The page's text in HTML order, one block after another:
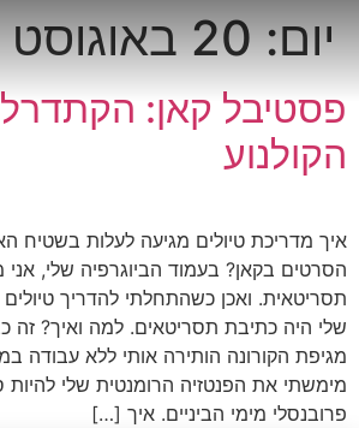
יום:20 באוגוסט 2022
פסטיבל קאן:
הקולנוע
איך מדריכת טיולים מגיעה לעלות בשטיח
הסרטים בקאן? בעמוד הביוגרפיה שלי,
תסריטאית. ואכן כשהתחלתי להדריך
שלי היה כתיבת תסריטאים. למה ואיך?
מגיפת הקורונה הותירה אותי ללא עבודה
מימשתי את הפנטזיה הרומנטית שלי
פרובנסלי מימי הביניים. איך […]